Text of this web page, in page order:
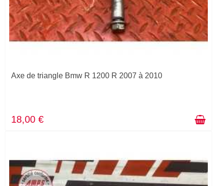
Axe de triangle Bmw R 1200 R 2007 à 2010
18,00 €